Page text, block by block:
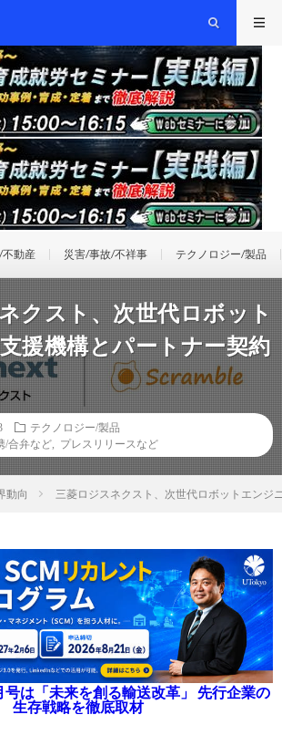
動産 災害/事故/不祥事 テクノロジー/製品
クスト、次世代ロボット
援機構とパートナー契約
テクノロジー/製品
/合弁など プレスリリースなど
動向 三菱ロジスネクスト、次世代ロボットエンジ
号は「未来を創る輸送改革」 先行企業の
生存戦略を徹底取材